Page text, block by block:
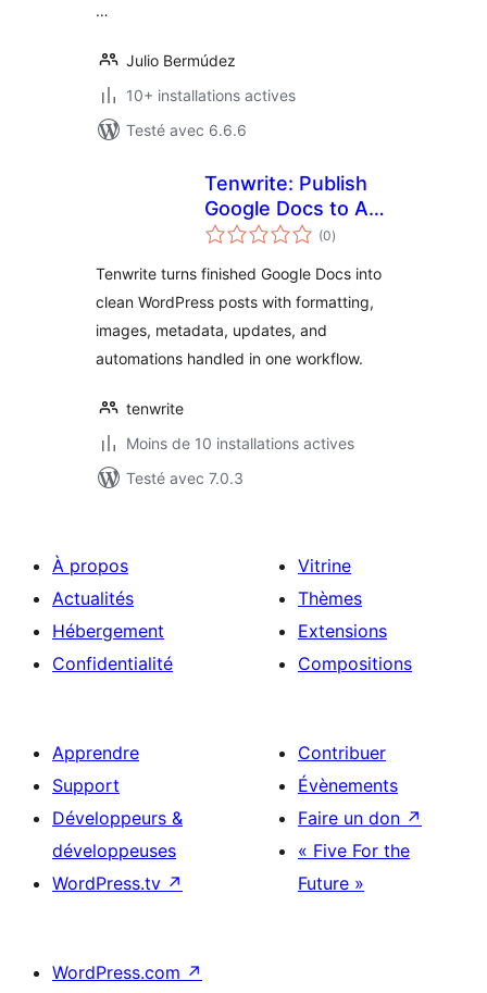
…
Julio Bermúdez
10+ installations actives
Testé avec 6.6.6
Tenwrite: Publish
Google Docs to Any
Site
(0notes
en
)
Tenwrite turns finished Google Docs into
clean WordPress posts with formatting,
images, metadata, updates, and
automations handled in one workflow.
tenwrite
Moins de 10 installations actives
Testé avec 7.0.3
À propos
Actualités
Hébergement
Confidentialité
Vitrine
Thèmes
Extensions
Compositions
Apprendre
Support
Développeurs &
développeuses
WordPress.tv ↗
Contribuer
Évènements
Faire un don ↗
« Five For the
Future »
WordPress.com ↗